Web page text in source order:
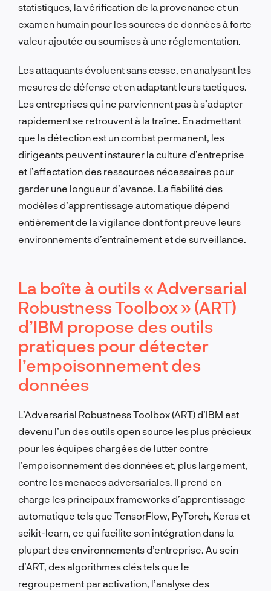
statistiques, la vérification de la provenance et un
examen humain pour les sources de données à forte
valeur ajoutée ou soumises à une réglementation.
Les attaquants évoluent sans cesse, en analysant les
mesures de défense et en adaptant leurs tactiques.
Les entreprises qui ne parviennent pas à s’adapter
rapidement se retrouvent à la traîne. En admettant
que la détection est un combat permanent, les
dirigeants peuvent instaurer la culture d’entreprise
et l’affectation des ressources nécessaires pour
garder une longueur d’avance. La fiabilité des
modèles d’apprentissage automatique dépend
entièrement de la vigilance dont font preuve leurs
environnements d’entraînement et de surveillance.
La boîte à outils « Adversarial
Robustness Toolbox » (ART)
d’IBM propose des outils
pratiques pour détecter
l’empoisonnement des
données
L’Adversarial Robustness Toolbox (ART) d’IBM est
devenu l’un des outils open source les plus précieux
pour les équipes chargées de lutter contre
l’empoisonnement des données et, plus largement,
contre les menaces adversariales. Il prend en
charge les principaux frameworks d’apprentissage
automatique tels que TensorFlow, PyTorch, Keras et
scikit-learn, ce qui facilite son intégration dans la
plupart des environnements d’entreprise. Au sein
d’ART, des algorithmes clés tels que le
regroupement par activation, l’analyse des